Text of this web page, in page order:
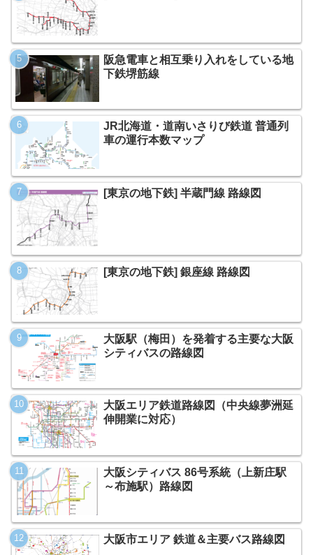
阪急電車と相互乗り入れをしている地
下鉄堺筋線
JR北海道・道南いさりび鉄道 普通列
車の運行本数マップ
[東京の地下鉄] 半蔵門線 路線図
[東京の地下鉄] 銀座線 路線図
大阪駅（梅田）を発着する主要な大阪
シティバスの路線図
大阪エリア鉄道路線図（中央線夢洲延
伸開業に対応）
大阪シティバス 86号系統（上新庄駅
～布施駅）路線図
大阪市エリア 鉄道＆主要バス路線図